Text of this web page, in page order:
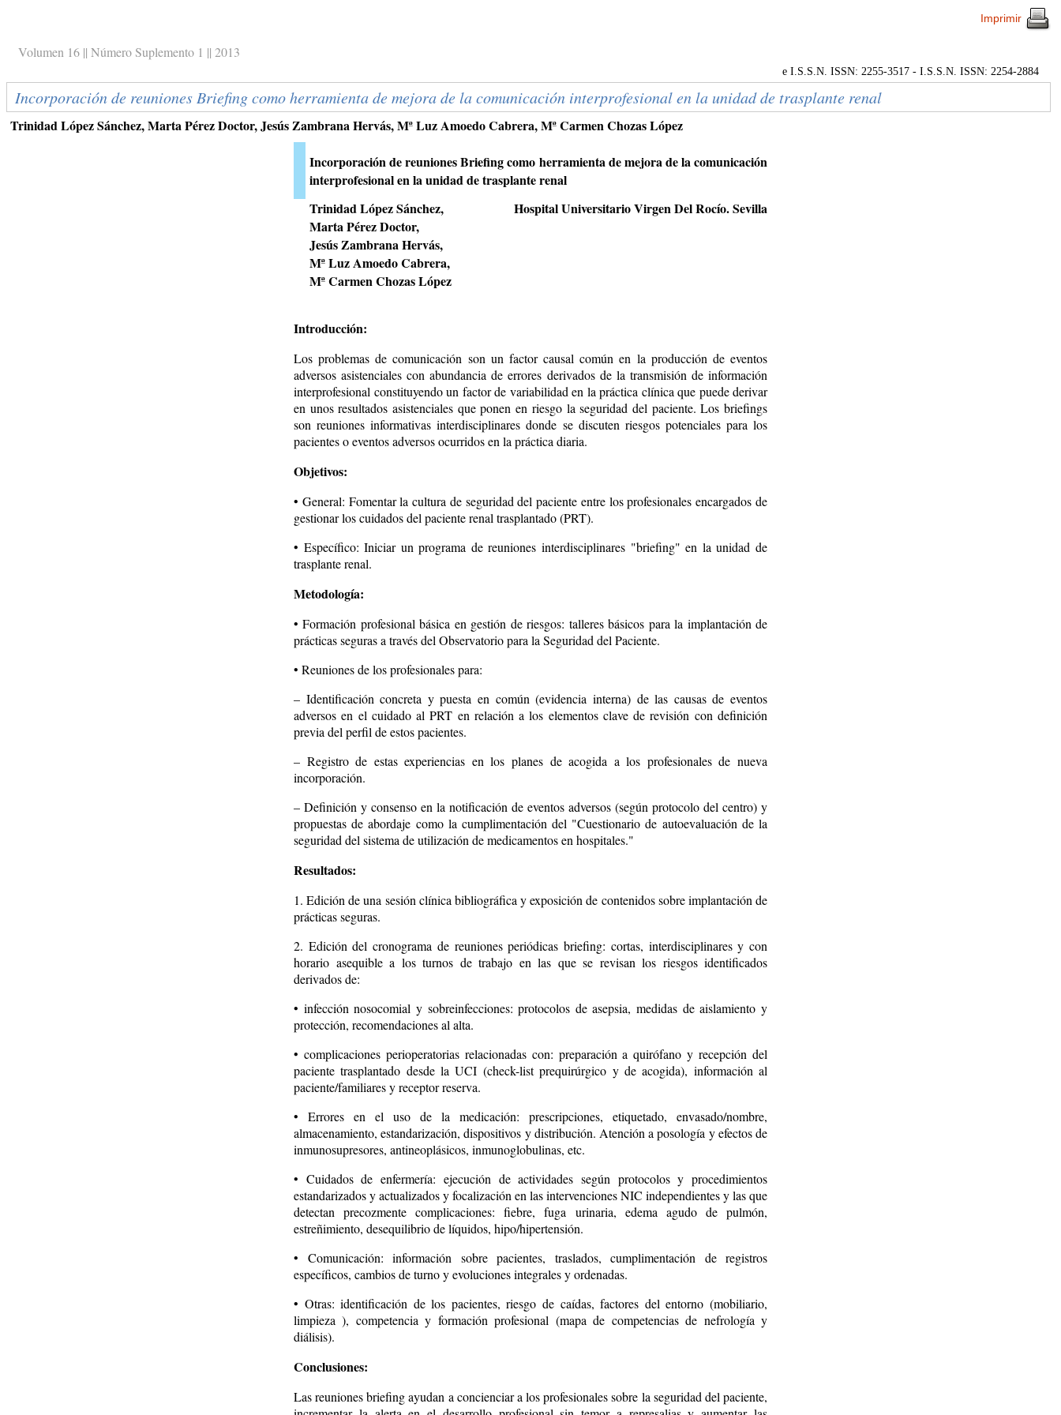
Imprimir
Volumen 16 || Número Suplemento 1 || 2013
e I.S.S.N. ISSN: 2255-3517 - I.S.S.N. ISSN: 2254-2884
Incorporación de reuniones Briefing como herramienta de mejora de la comunicación interprofesional en la unidad de trasplante renal
Trinidad López Sánchez, Marta Pérez Doctor, Jesús Zambrana Hervás, Mª Luz Amoedo Cabrera, Mª Carmen Chozas López
Incorporación de reuniones Briefing como herramienta de mejora de la comunicación
interprofesional en la unidad de trasplante renal
Trinidad López Sánchez,
Marta Pérez Doctor,
Jesús Zambrana Hervás,
Mª Luz Amoedo Cabrera,
Mª Carmen Chozas López
Hospital Universitario Virgen Del Rocío. Sevilla
Introducción:
Los problemas de comunicación son un factor causal común en la producción de eventos
adversos asistenciales con abundancia de errores derivados de la transmisión de información
interprofesional constituyendo un factor de variabilidad en la práctica clínica que puede derivar
en unos resultados asistenciales que ponen en riesgo la seguridad del paciente. Los briefings
son reuniones informativas interdisciplinares donde se discuten riesgos potenciales para los
pacientes o eventos adversos ocurridos en la práctica diaria.
Objetivos:
• General: Fomentar la cultura de seguridad del paciente entre los profesionales encargados de
gestionar los cuidados del paciente renal trasplantado (PRT).
• Específico: Iniciar un programa de reuniones interdisciplinares "briefing" en la unidad de
trasplante renal.
Metodología:
• Formación profesional básica en gestión de riesgos: talleres básicos para la implantación de
prácticas seguras a través del Observatorio para la Seguridad del Paciente.
• Reuniones de los profesionales para:
– Identificación concreta y puesta en común (evidencia interna) de las causas de eventos
adversos en el cuidado al PRT en relación a los elementos clave de revisión con definición
previa del perfil de estos pacientes.
– Registro de estas experiencias en los planes de acogida a los profesionales de nueva
incorporación.
– Definición y consenso en la notificación de eventos adversos (según protocolo del centro) y
propuestas de abordaje como la cumplimentación del "Cuestionario de autoevaluación de la
seguridad del sistema de utilización de medicamentos en hospitales."
Resultados:
1. Edición de una sesión clínica bibliográfica y exposición de contenidos sobre implantación de
prácticas seguras.
2. Edición del cronograma de reuniones periódicas briefing: cortas, interdisciplinares y con
horario asequible a los turnos de trabajo en las que se revisan los riesgos identificados
derivados de:
• infección nosocomial y sobreinfecciones: protocolos de asepsia, medidas de aislamiento y
protección, recomendaciones al alta.
• complicaciones perioperatorias relacionadas con: preparación a quirófano y recepción del
paciente trasplantado desde la UCI (check-list prequirúrgico y de acogida), información al
paciente/familiares y receptor reserva.
• Errores en el uso de la medicación: prescripciones, etiquetado, envasado/nombre,
almacenamiento, estandarización, dispositivos y distribución. Atención a posología y efectos de
inmunosupresores, antineoplásicos, inmunoglobulinas, etc.
• Cuidados de enfermería: ejecución de actividades según protocolos y procedimientos
estandarizados y actualizados y focalización en las intervenciones NIC independientes y las que
detectan precozmente complicaciones: fiebre, fuga urinaria, edema agudo de pulmón,
estreñimiento, desequilibrio de líquidos, hipo/hipertensión.
• Comunicación: información sobre pacientes, traslados, cumplimentación de registros
específicos, cambios de turno y evoluciones integrales y ordenadas.
• Otras: identificación de los pacientes, riesgo de caídas, factores del entorno (mobiliario,
limpieza ), competencia y formación profesional (mapa de competencias de nefrología y
diálisis).
Conclusiones:
Las reuniones briefing ayudan a concienciar a los profesionales sobre la seguridad del paciente,